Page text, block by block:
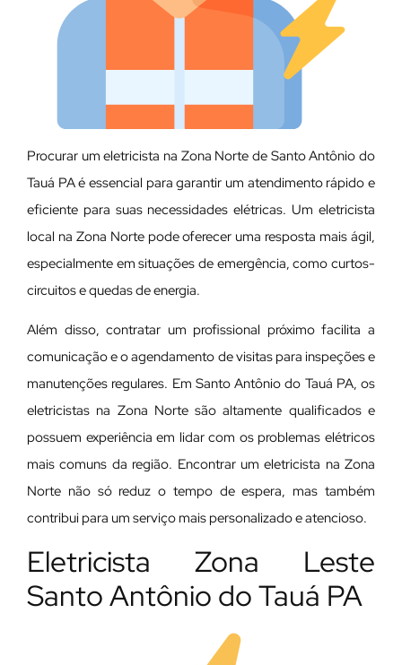
Procurar um eletricista na Zona Norte de Santo Antônio do
Tauá PA é essencial para garantir um atendimento rápido e
eficiente para suas necessidades elétricas. Um eletricista
local na Zona Norte pode oferecer uma resposta mais ágil,
especialmente em situações de emergência, como curtos-
circuitos e quedas de energia.
Além disso, contratar um profissional próximo facilita a
comunicação e o agendamento de visitas para inspeções e
manutenções regulares. Em Santo Antônio do Tauá PA, os
eletricistas na Zona Norte são altamente qualificados e
possuem experiência em lidar com os problemas elétricos
mais comuns da região. Encontrar um eletricista na Zona
Norte não só reduz o tempo de espera, mas também
contribui para um serviço mais personalizado e atencioso.
Eletricista Zona Leste
Santo Antônio do Tauá PA